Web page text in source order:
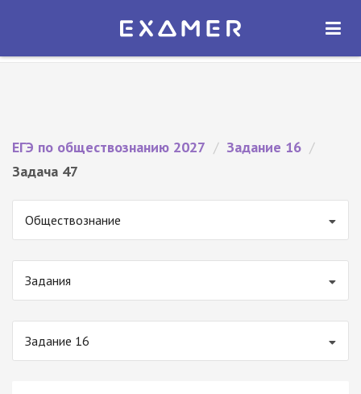
Экзамер — ЕГЭ 2027
ОТКРЫТЬ
ЕГЭ по обществознанию 2027 / Задание 16 /
Задача 47
Обществознание
Задания
Задание 16